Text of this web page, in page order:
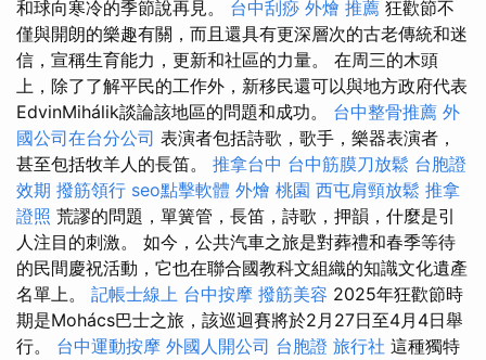
和球向寒冷的季節說再見。 台中刮痧 外燴 推薦 狂歡節不
僅與開朗的樂趣有關，而且還具有更深層次的古老傳統和迷
信，宣稱生育能力，更新和社區的力量。 在周三的木頭
上，除了了解平民的工作外，新移民還可以與地方政府代表
EdvinMihálik談論該地區的問題和成功。 台中整骨推薦 外
國公司在台分公司 表演者包括詩歌，歌手，樂器表演者，
甚至包括牧羊人的長笛。 推拿台中 台中筋膜刀放鬆 台胞證
效期 撥筋領行 seo點擊軟體 外燴 桃園 西屯肩頸放鬆 推拿
證照 荒謬的問題，單簧管，長笛，詩歌，押韻，什麼是引
人注目的刺激。 如今，公共汽車之旅是對葬禮和春季等待
的民間慶祝活動，它也在聯合國教科文組織的知識文化遺產
名單上。 記帳士線上 台中按摩 撥筋美容 2025年狂歡節時
期是Mohács巴士之旅，該巡迴賽將於2月27日至4月4日舉
行。 台中運動按摩 外國人開公司 台胞證 旅行社 這種獨特